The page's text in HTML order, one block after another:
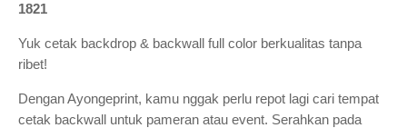
1821
Yuk cetak backdrop & backwall full color berkualitas tanpa
ribet!
Dengan Ayongeprint, kamu nggak perlu repot lagi cari tempat
cetak backwall untuk pameran atau event. Serahkan pada